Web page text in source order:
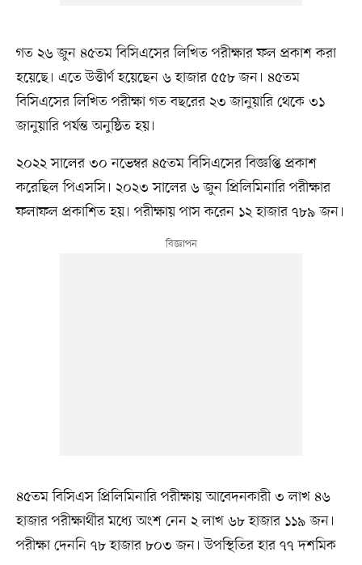
গত ২৬ জুন ৪৫তম বিসিএসের লিখিত পরীক্ষার ফল প্রকাশ করা
হয়েছে। এতে উত্তীর্ণ হয়েছেন ৬ হাজার ৫৫৮ জন। ৪৫তম
বিসিএসের লিখিত পরীক্ষা গত বছরের ২৩ জানুয়ারি থেকে ৩১
জানুয়ারি পর্যন্ত অনুষ্ঠিত হয়।
২০২২ সালের ৩০ নভেম্বর ৪৫তম বিসিএসের বিজ্ঞপ্তি প্রকাশ
করেছিল পিএসসি। ২০২৩ সালের ৬ জুন প্রিলিমিনারি পরীক্ষার
ফলাফল প্রকাশিত হয়। পরীক্ষায় পাস করেন ১২ হাজার ৭৮৯ জন।
৪৫তম বিসিএস প্রিলিমিনারি পরীক্ষায় আবেদনকারী ৩ লাখ ৪৬
হাজার পরীক্ষার্থীর মধ্যে অংশ নেন ২ লাখ ৬৮ হাজার ১১৯ জন।
পরীক্ষা দেননি ৭৮ হাজার ৮০৩ জন। উপস্থিতির হার ৭৭ দশমিক